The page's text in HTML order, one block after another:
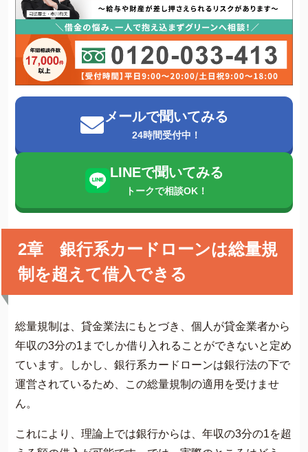
メールで聞いてみる
24時間受付中！
LINEで聞いてみる
トークで相談OK！
2章 銀行系カードローンは総量規
制を超えて借入できる
総量規制は、貸金業法にもとづき、個人が貸金業者から
年収の3分の1までしか借り入れることができないと定め
ています。しかし、銀行系カードローンは銀行法の下で
運営されているため、この総量規制の適用を受けませ
ん。
これにより、理論上では銀行からは、年収の3分の1を超